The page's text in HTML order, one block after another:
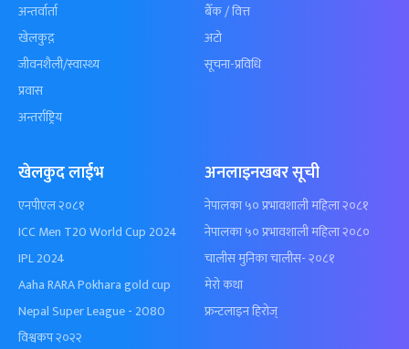
अन्तर्वार्ता
खेलकुद़़
जीवनशैली/स्वास्थ्य
प्रवास
अन्तर्राष्ट्रिय
बैँक / वित्त
अटो
सूचना-प्रविधि
खेलकुद लाईभ
एनपीएल २०८१
ICC Men T20 World Cup 2024
IPL 2024
Aaha RARA Pokhara gold cup
Nepal Super League - 2080
विश्वकप २०२२
अनलाइनखबर सूची
नेपालका ५० प्रभावशाली महिला २०८१
नेपालका ५० प्रभावशाली महिला २०८०
चालीस मुनिका चालीस- २०८१
मेरो कथा
फ्रन्टलाइन हिरोज्